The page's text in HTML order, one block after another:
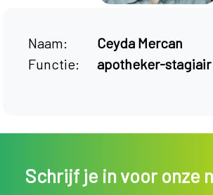
Naam:
Ceyda Mercan
Functie:
apotheker-stagiair
Schrijf je in voor onze